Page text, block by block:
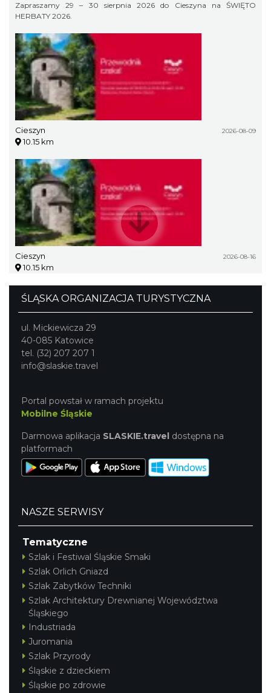
Zapraszamy 29 – 30 sierpnia 2026 do Cieszyna na ŚWIĘTO
HERBATY 2026.
Cieszyn 2026-08-09
10.15 km
Cieszyn 2026-08-16
10.15 km
ŚLĄSKA ORGANIZACJA TURYSTYCZNA
ul. Mickiewicza 29
40-085 Katowice
tel. (32) 207 207 1
info@slaskie.travel
Portal powstał w ramach projektu
Mobilne Śląskie
Darmowa aplikacja SLASKIE.travel dostępna na
platformach
NASZE SERWISY
Tematyczne
Szlak i Festiwal Śląskie Smaki
Szlak Orlich Gniazd
Szlak Zabytków Techniki
Szlak Architektury Drewnianej Województwa
Śląskiego
Industriada
Juromania
Szlak Przyrody
Śląskie z dzieckiem
Śląskie po zdrowie